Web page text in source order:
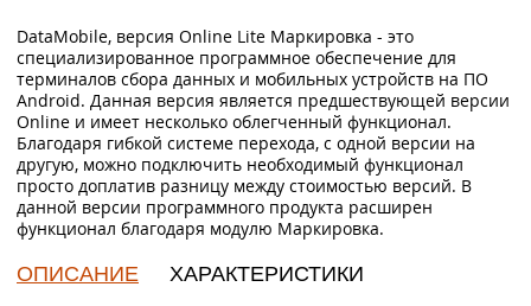
DataMobile, версия Online Lite Маркировка - это
специализированное программное обеспечение для
терминалов сбора данных и мобильных устройств на ПО
Android. Данная версия является предшествующей версии
Onlinе и имеет несколько облегченный функционал.
Благодаря гибкой системе перехода, с одной версии на
другую, можно подключить необходимый функционал
просто доплатив разницу между стоимостью версий. В
данной версии программного продукта расширен
функционал благодаря модулю Маркировка.
ОПИСАНИЕ ХАРАКТЕРИСТИКИ